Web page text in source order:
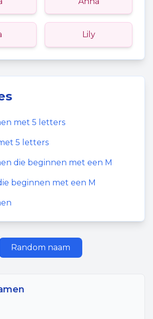
Lily
met 5 letters
5 letters
die beginnen met een M
beginnen met een M
Random naam